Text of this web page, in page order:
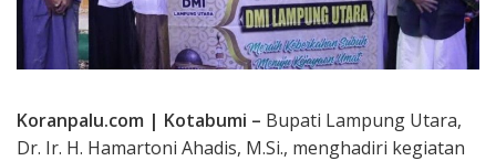
Koranpalu.com | Kotabumi – Bupati Lampung Utara,
Dr. Ir. H. Hamartoni Ahadis, M.Si., menghadiri kegiatan